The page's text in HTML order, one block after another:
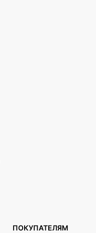
ПОКУПАТЕЛЯМ